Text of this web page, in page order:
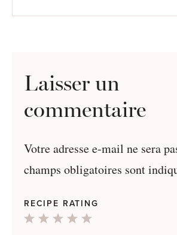
Laisser un
commentaire
Votre adresse e-mail ne sera
champs obligatoires sont
RECIPE RATING
4
3
2
1